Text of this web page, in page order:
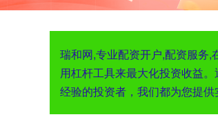
瑞和网,专业配资开户,配资服务
用杠杆工具来最大化投资收益
经验的投资者，我们都为您提